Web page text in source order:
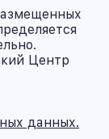
Центр
данных.